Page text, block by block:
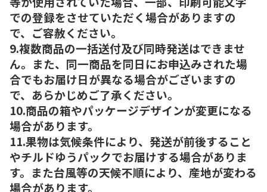
での登録をさせていただく場合がありますの
で、ご容赦ください。
9.複数商品の一括送付及び同時発送はできませ
ん。また、同一商品を同日にお申込みされた場
合でもお届け日が異なる場合がございますの
で、あらかじめご了承ください。
10.商品の箱やパッケージデザインが変更になる
場合があります。
11.果物は気候条件により、発送が前後すること
やチルドゆうパックでお届けする場合がありま
す。また台風等の天候不順により、産地が変わる
場合があります。